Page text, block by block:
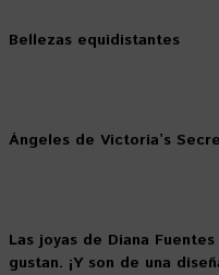
Bellezas equidistantes
Ángeles de Victoria’s
Las joyas de Diana
gustan. ¡Y son de una